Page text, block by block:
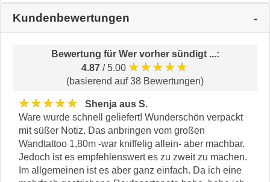
Kundenbewertungen
Bewertung für Wer vorher sündigt ...:
4.87 / 5.00 ★★★★★
(basierend auf 38 Bewertungen)
★★★★★
Shenja aus S.
Ware wurde schnell geliefert! Wunderschön verpackt
mit süßer Notiz. Das anbringen vom großen
Wandtattoo 1,80m -war kniffelig allein- aber machbar.
Jedoch ist es empfehlenswert es zu zweit zu machen.
Im allgemeinen ist es aber ganz einfach. Da ich eine